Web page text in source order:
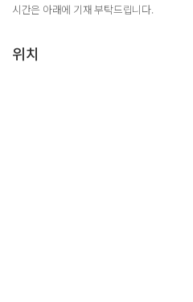
시간은 아래에 기재 부탁드립니다.
위치